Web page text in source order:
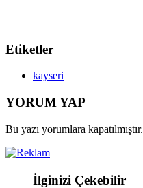
Etiketler
kayseri
YORUM YAP
Bu yazı yorumlara kapatılmıştır.
İlginizi Çekebilir